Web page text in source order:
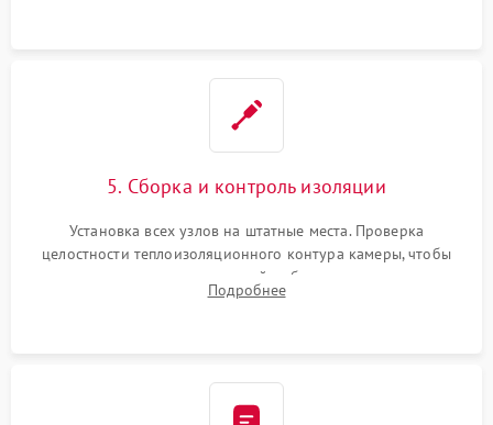
5. Сборка и контроль изоляции
Установка всех узлов на штатные места. Проверка
целостности теплоизоляционного контура камеры, чтобы
исключить перегрев кухонной мебели и потерю тепла.
Надежная фиксация клемм и сборка корпуса шкафа.
Подробнее